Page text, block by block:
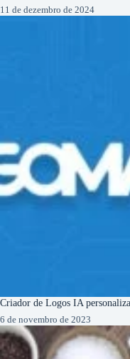
11 de dezembro de 2024
Criador de Logos IA
6 de novembro de 2023